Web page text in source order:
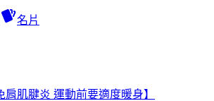
名片
肌腱炎 運動前要適度暖身】